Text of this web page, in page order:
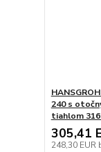
240 s
tiahlom
305,41
248,30 EUR